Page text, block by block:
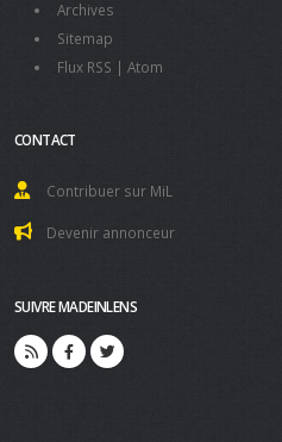
Archives
Sitemap
Flux RSS | Atom
CONTACT
Contribuer sur MiL
Devenir annonceur
SUIVRE MADEINLENS